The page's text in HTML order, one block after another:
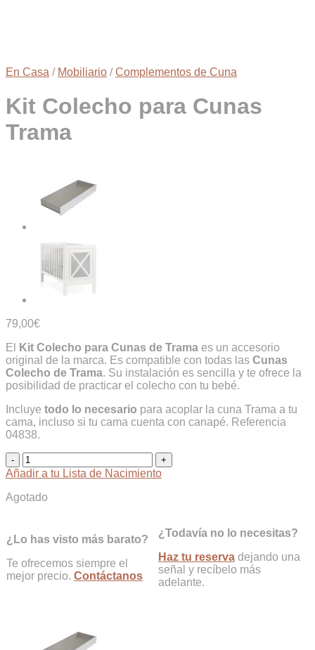
En Casa / Mobiliario / Complementos de Cuna
Kit Colecho para Cunas
Trama
79,00€
El
Kit Colecho para Cunas de Trama es un accesorio
original de la marca. Es compatible con todas las Cunas
Colecho de Trama. Su instalación es sencilla y te ofrece la
posibilidad de practicar el colecho con tu bebé.
Incluye todo lo necesario para acoplar la cuna Trama a tu
cama, incluso si tu cama cuenta con canapé. Referencia
04838.
Kit
Colecho
Cunas
Añadir a tu Lista de Nacimiento
Agotado
¿Lo has visto más barato?
Te ofrecemos siempre el
mejor precio. Contáctanos
¿Todavía no lo necesitas?
Haz tu reserva dejando una
señal y recíbelo más
adelante.